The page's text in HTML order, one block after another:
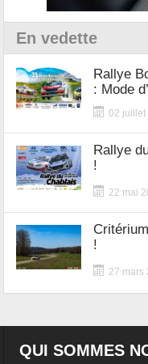
En vedette
Rallye
: Mode
02 juillet
Rallye
!
22 mai
!
27 mars
QUI SOMMES